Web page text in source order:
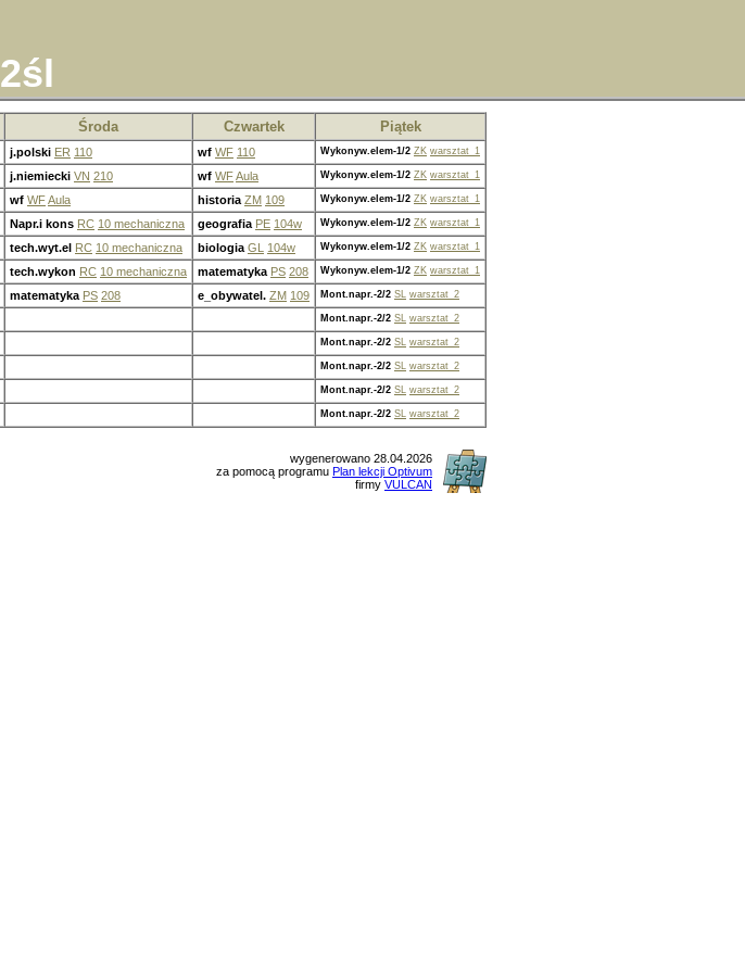
2śl
Środa Czwartek Piątek
j.polski ER 110 wf WF 110 Wykonyw.elem-1/2 ZK warsztat_1
j.niemiecki VN 210 wf WFAula Wykonyw.elem-1/2 ZK warsztat_1
wf WFAula historia ZM 109 Wykonyw.elem-1/2 ZK warsztat_1
Napr.i kons RC 10 mechaniczna geografia PE 104w Wykonyw.elem-1/2 ZK warsztat_1
tech.wyt.el RC 10 mechaniczna biologia GL 104w Wykonyw.elem-1/2 ZK warsztat_1
tech.wykon RC 10 mechaniczna matematyka PS 208 Wykonyw.elem-1/2 ZK warsztat_1
matematyka PS 208 e_obywatel. ZM 109 Mont.napr.-2/2 SL warsztat_2
Mont.napr.-2/2 SL warsztat_2
Mont.napr.-2/2 SL warsztat_2
Mont.napr.-2/2 SL warsztat_2
Mont.napr.-2/2 SL warsztat_2
Mont.napr.-2/2 SL warsztat_2
wygenerowano 28.04.2026
za pomocą programu Plan lekcji Optivum
firmy VULCAN